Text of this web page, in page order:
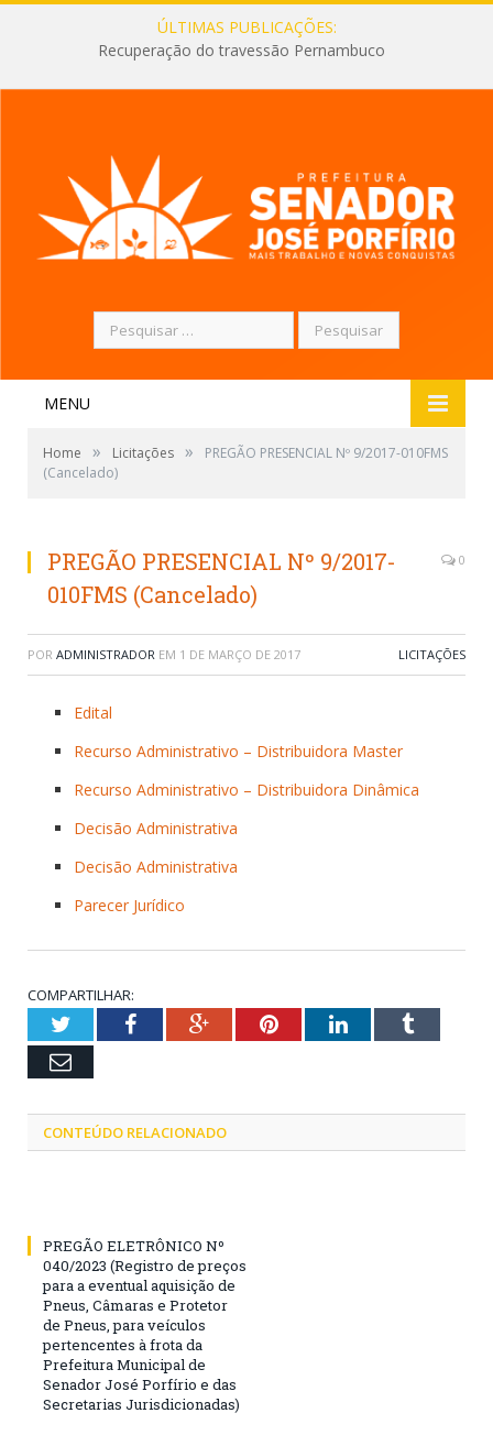
ÚLTIMAS PUBLICAÇÕES:
Recuperação do travessão Pernambuco
Pesquisar
por:
MENU
Home » Licitações »
PREGÃO PRESENCIAL Nº 9/2017-010FMS
(Cancelado)
PREGÃO PRESENCIAL Nº 9/2017-
010FMS (Cancelado)
0
POR ADMINISTRADOR EM 1 DE MARÇO DE 2017 LICITAÇÕES
Edital
Recurso Administrativo – Distribuidora Master
Recurso Administrativo – Distribuidora Dinâmica
Decisão Administrativa
Decisão Administrativa
Parecer Jurídico
COMPARTILHAR:
TwitterFacebookGoogle+PinterestLinkedInTumblr
Email
CONTEÚDO RELACIONADO
PREGÃO ELETRÔNICO Nº
040/2023 (Registro de preços
para a eventual aquisição de
Pneus, Câmaras e Protetor
de Pneus, para veículos
pertencentes à frota da
Prefeitura Municipal de
Senador José Porfírio e das
Secretarias Jurisdicionadas)